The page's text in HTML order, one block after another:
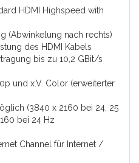
HDMI Highspeed with
(Abwinkelung nach rechts)
des HDMI Kabels
bis zu 10,2 GBit/s
und x.V. Color (erweiterter
(3840 x 2160 bei 24, 25
bei 24 Hz
Channel für Internet /